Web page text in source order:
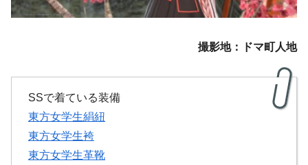
撮影地：ドマ町人地
SSで着ている装備
東方女学生絹紐
東方女学生袴
東方女学生革靴